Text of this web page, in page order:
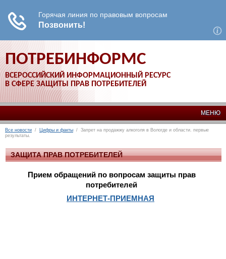
ПОТРЕБИНФОРМС
ВСЕРОССИЙСКИЙ ИНФОРМАЦИОННЫЙ РЕСУРС
В СФЕРЕ ЗАЩИТЫ ПРАВ ПОТРЕБИТЕЛЕЙ
МЕНЮ
Все новости / Цифры и факты / Запрет на продажжу алкоголя в Вологде и области. первые
результаты.
ЗАЩИТА ПРАВ ПОТРЕБИТЕЛЕЙ
Прием обращений по вопросам защиты прав
потребителей
ИНТЕРНЕТ-ПРИЕМНАЯ